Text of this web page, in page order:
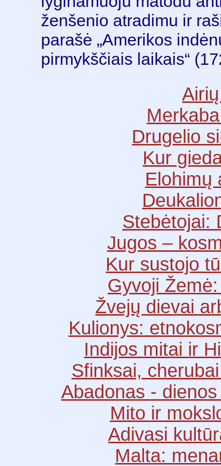
ženšenio atradimu ir
parašė „Amerikos
pirmykščiais laikais“
Drugelio
Kur
Elohimų
Stebėtojai:
Jugos –
Kur sustojo
Gyvoji
Žvejų dievai
Kulionys:
Indijos mitai ir
Sfinksai,
Abadonas -
Mito ir
Adivasi
Malta: